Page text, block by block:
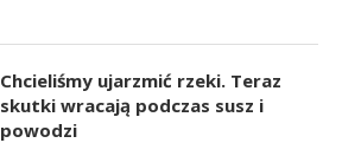
Chcieliśmy ujarzmić rzeki. Teraz
skutki wracają podczas susz i
powodzi